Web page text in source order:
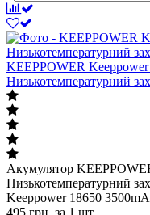
KEEPPOWER
Низькотемпературний
Акумулятор
Низькотемпературний
Keeppower 18650
495 грн. за 1 шт